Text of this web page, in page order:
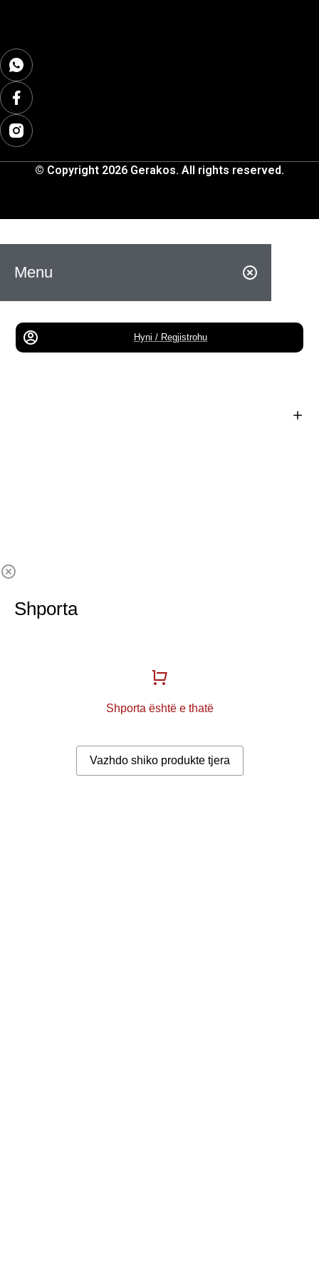
© Copyright 2026 Gerakos. All rights reserved.
Menu
Hyni / Regjistrohu
Shporta
Shporta është e thatë
Vazhdo shiko produkte tjera